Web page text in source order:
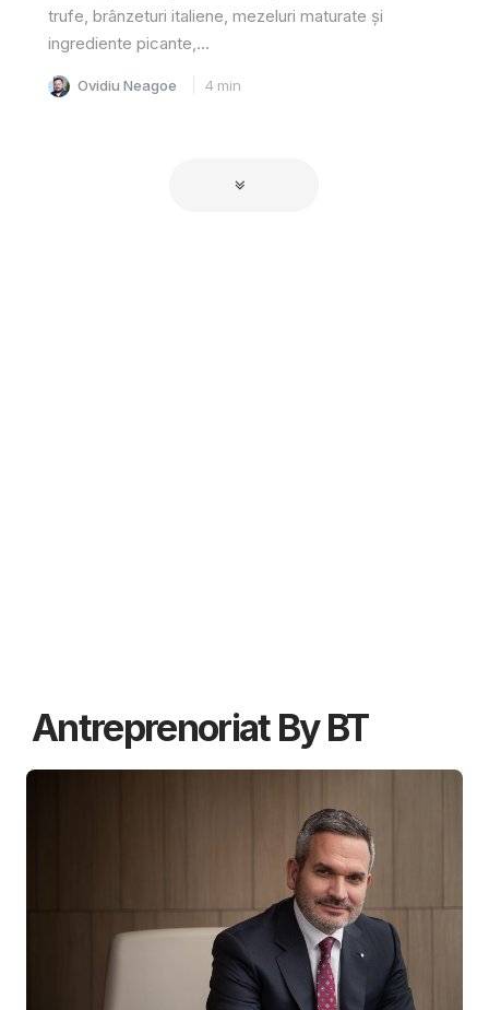
trufe, brânzeturi italiene, mezeluri maturate și
ingrediente picante,...
Ovidiu Neagoe 4 min
Antreprenoriat By BT